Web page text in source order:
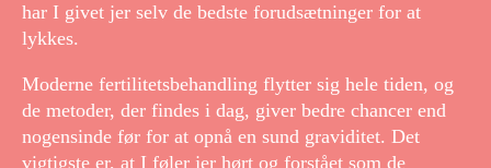
har I givet jer selv de bedste forudsætninger for at
lykkes.
Moderne fertilitetsbehandling flytter sig hele tiden, og
de metoder, der findes i dag, giver bedre chancer end
nogensinde før for at opnå en sund graviditet. Det
vigtigste er, at I føler jer hørt og forstået som de